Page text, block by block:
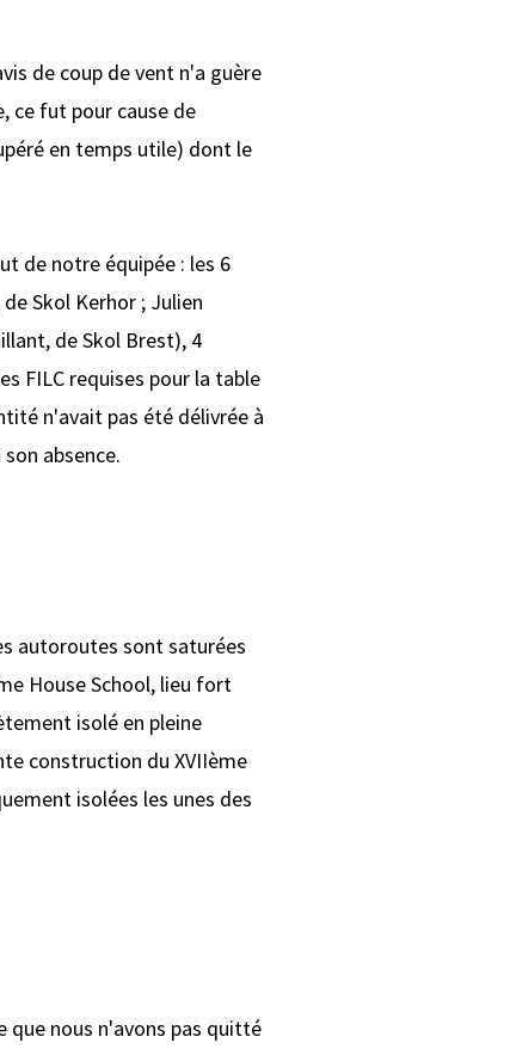
de coup de vent n'a guère
ce fut pour cause de
en temps utile) dont le
de notre équipée : les 6
Skol Kerhor ; Julien
de Skol Brest), 4
FILC requises pour la table
n'avait pas été délivrée à
absence.
autoroutes sont saturées
House School, lieu fort
isolé en pleine
construction du XVIIème
isolées les unes des
que nous n'avons pas quitté